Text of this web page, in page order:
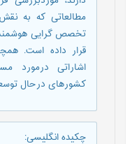
مطالعاتی که به
تخصص گرایی
قرار داده است.
اشاراتی درمورد
کشورهای درحال
چکیده انگلیسی: